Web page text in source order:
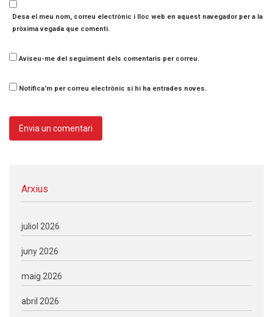
Desa el meu nom, correu electrònic i lloc web en aquest navegador per a la
pròxima vegada que comenti.
Aviseu-me del seguiment dels comentaris per correu.
Notifica'm per correu electrònic si hi ha entrades noves.
Arxius
juliol 2026
juny 2026
maig 2026
abril 2026